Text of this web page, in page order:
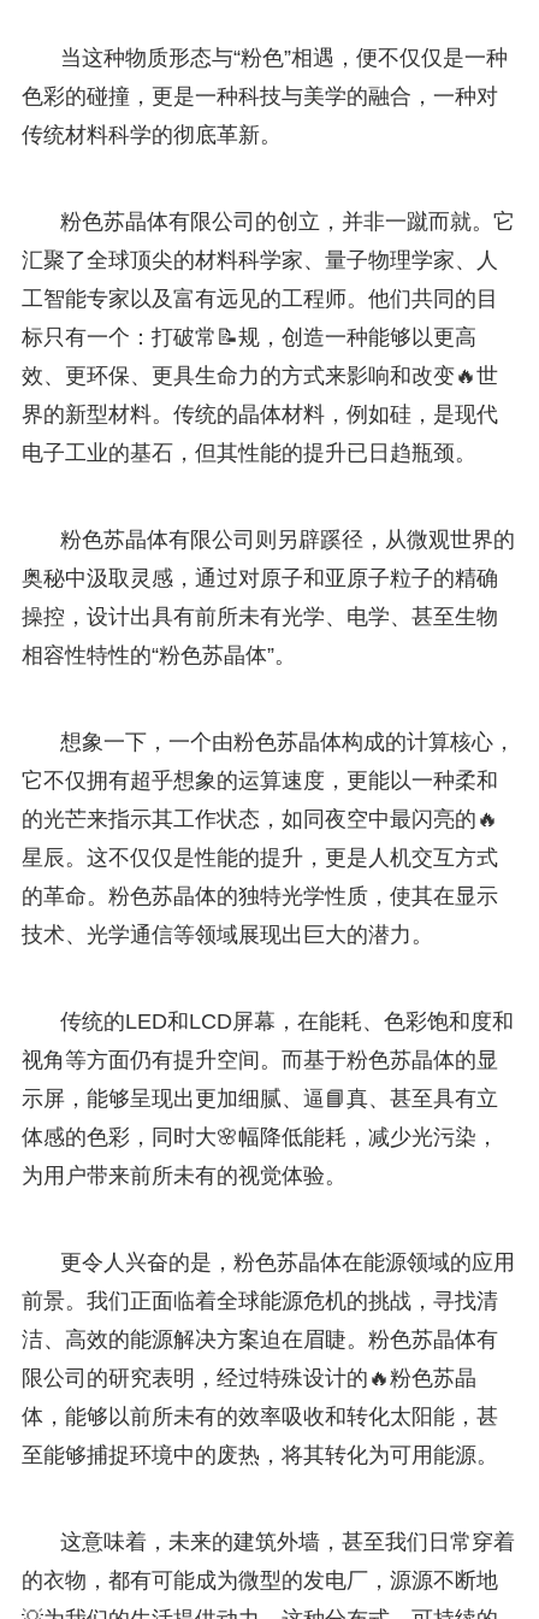
当这种物质形态与“粉色”相遇，便不仅仅是一种
色彩的碰撞，更是一种科技与美学的融合，一种对
传统材料科学的彻底革新。
粉色苏晶体有限公司的创立，并非一蹴而就。它
汇聚了全球顶尖的材料科学家、量子物理学家、人
工智能专家以及富有远见的工程师。他们共同的目
标只有一个：打破常📝规，创造一种能够以更高
效、更环保、更具生命力的方式来影响和改变🔥世
界的新型材料。传统的晶体材料，例如硅，是现代
电子工业的基石，但其性能的提升已日趋瓶颈。
粉色苏晶体有限公司则另辟蹊径，从微观世界的
奥秘中汲取灵感，通过对原子和亚原子粒子的精确
操控，设计出具有前所未有光学、电学、甚至生物
相容性特性的“粉色苏晶体”。
想象一下，一个由粉色苏晶体构成的计算核心，
它不仅拥有超乎想象的运算速度，更能以一种柔和
的光芒来指示其工作状态，如同夜空中最闪亮的🔥
星辰。这不仅仅是性能的提升，更是人机交互方式
的革命。粉色苏晶体的独特光学性质，使其在显示
技术、光学通信等领域展现出巨大的潜力。
传统的LED和LCD屏幕，在能耗、色彩饱和度和
视角等方面仍有提升空间。而基于粉色苏晶体的显
示屏，能够呈现出更加细腻、逼📘真、甚至具有立
体感的色彩，同时大🌸幅降低能耗，减少光污染，
为用户带来前所未有的视觉体验。
更令人兴奋的是，粉色苏晶体在能源领域的应用
前景。我们正面临着全球能源危机的挑战，寻找清
洁、高效的能源解决方案迫在眉睫。粉色苏晶体有
限公司的研究表明，经过特殊设计的🔥粉色苏晶
体，能够以前所未有的效率吸收和转化太阳能，甚
至能够捕捉环境中的废热，将其转化为可用能源。
这意味着，未来的建筑外墙，甚至我们日常穿着
的衣物，都有可能成为微型的发电厂，源源不断地